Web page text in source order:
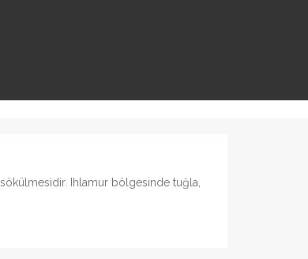
Ihlamur bölgesinde tuğla,